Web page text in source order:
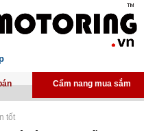
Cẩm nang mua sắm
tốt